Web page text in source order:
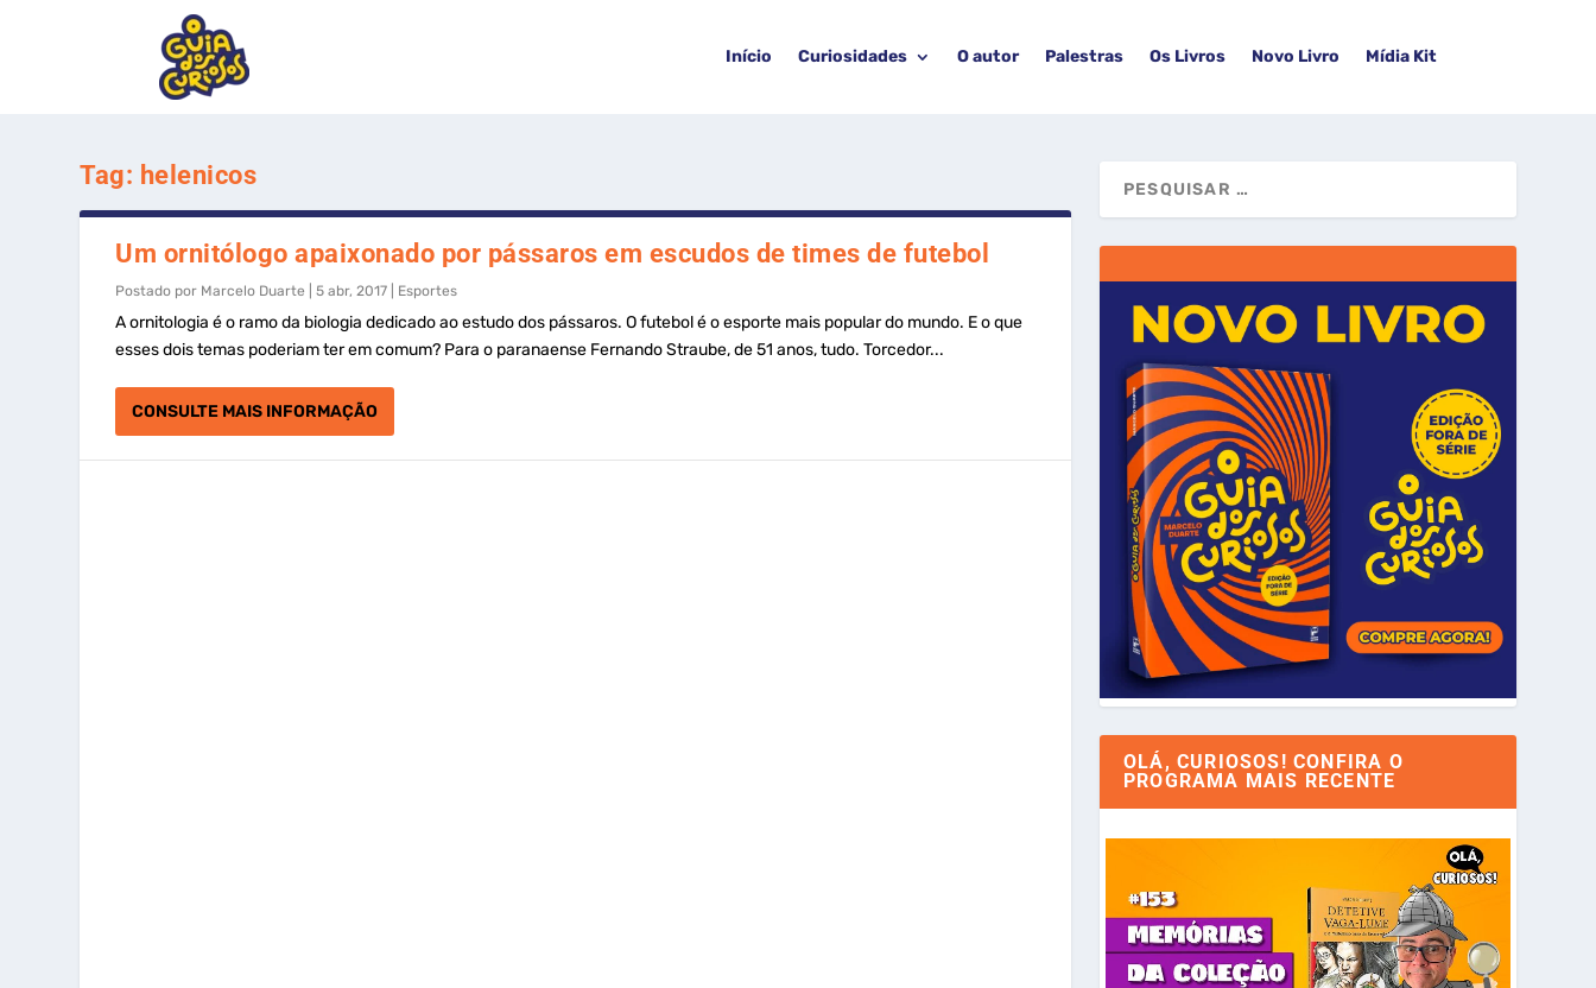
Início Curiosidades O autor Palestras Os Livros Novo Livro Mídia Kit
Tag: helenicos
Um ornitólogo apaixonado por pássaros em escudos de times de futebol
Postado por Marcelo Duarte |5 abr, 2017 Esportes
A ornitologia é o ramo da biologia dedicado ao estudo dos pássaros. O futebol é o esporte mais popular do mundo. E o que
esses dois temas poderiam ter em comum? Para o paranaense Fernando Straube, de 51 anos, tudo. Torcedor...
CONSULTE MAIS INFORMAÇÃO
OLÁ, CURIOSOS! CONFIRA O
PROGRAMA MAIS RECENTE